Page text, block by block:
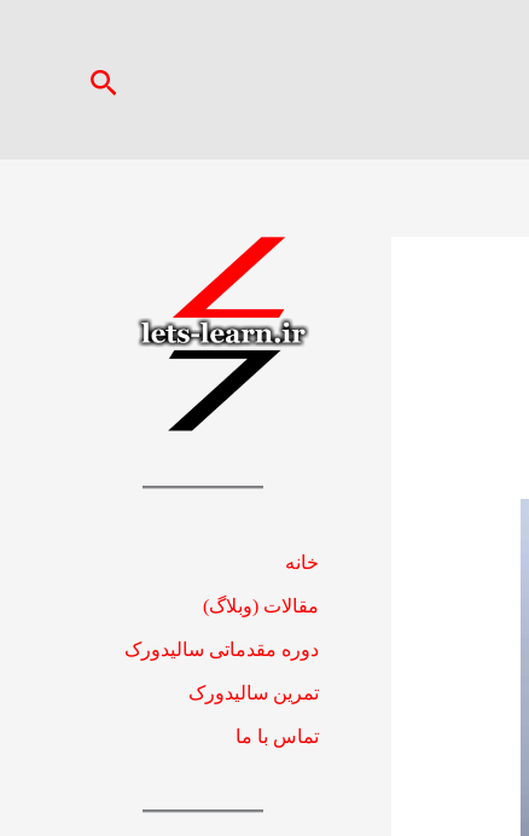
جستجو
خانه
مقالات (وبلاگ)
دوره مقدماتی سالیدورک
تمرین سالیدورک
تماس با ما